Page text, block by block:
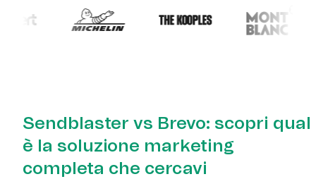
Sendblaster vs Brevo: scopri qual
è la soluzione marketing
completa che cercavi